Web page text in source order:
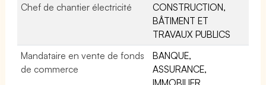
Chef de chantier électricité
CONSTRUCTION,
BÂTIMENT ET
TRAVAUX PUBLICS
Mandataire en vente de fonds
de commerce
BANQUE,
ASSURANCE,
IMMOBILIER